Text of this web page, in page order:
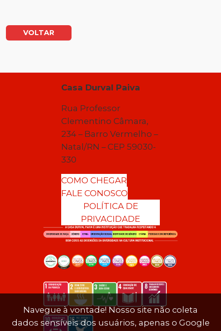
VOLTAR
Casa Durval Paiva
Rua Professor
Clementino Câmara,
234 – Barro Vermelho –
Natal/RN – CEP 59030-
330
COMO CHEGAR
FALE CONOSCO
POLÍTICA DE
PRIVACIDADE
Navegue à vontade! Nosso site não coleta
dados sensíveis dos usuários, apenas o Google